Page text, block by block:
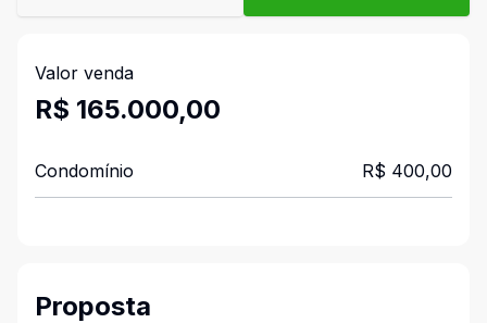
Valor venda
R$ 165.000,00
Condomínio R$ 400,00
Proposta